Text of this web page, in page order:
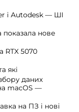
і Autodesk — ШІ
показала нове
RTX 5070
які
даних
macOS —
на ПЗ і нові